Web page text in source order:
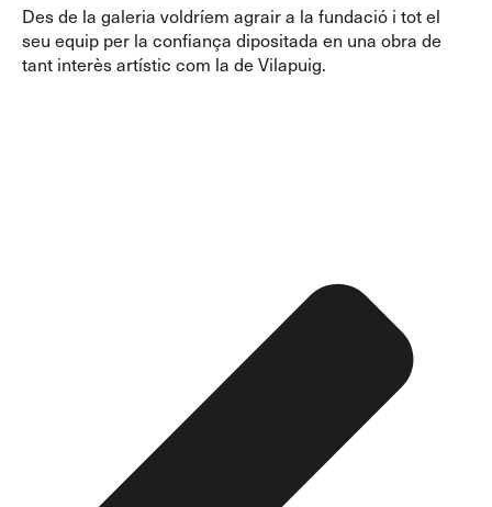
Des de la galeria voldríem agrair a la fundació i tot el
seu equip per la confiança dipositada en una obra de
tant interès artístic com la de Vilapuig.